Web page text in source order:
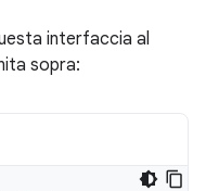
interfaccia al
sopra: